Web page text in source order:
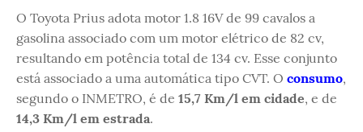
O Toyota Prius adota motor 1.8 16V de 99 cavalos a
gasolina associado com um motor elétrico de 82 cv,
resultando em potência total de 134 cv. Esse conjunto
está associado a uma automática tipo CVT. O consumo,
segundo o INMETRO, é de 15,7 Km/l em cidade, e de
14,3 Km/l em estrada.